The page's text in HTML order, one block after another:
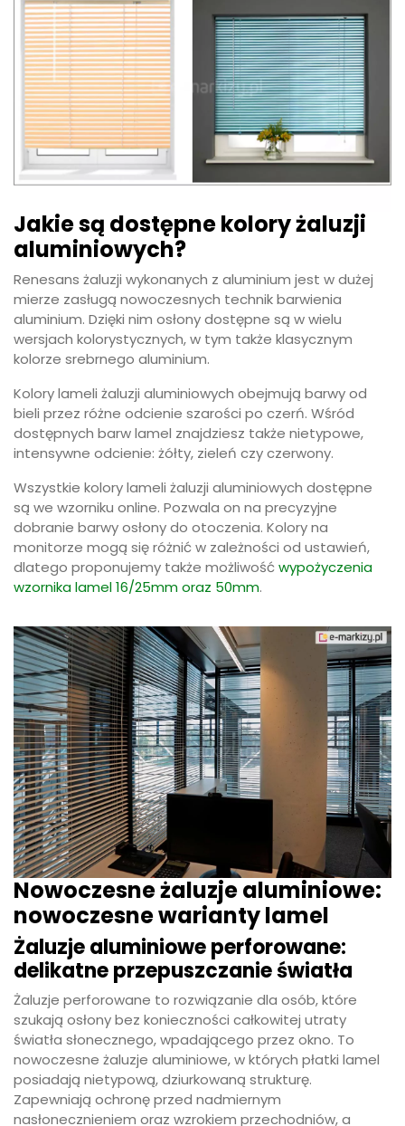
Jakie są dostępne kolory żaluzji
aluminiowych?
Renesans żaluzji wykonanych z aluminium jest w dużej
mierze zasługą nowoczesnych technik barwienia
aluminium. Dzięki nim osłony dostępne są w wielu
wersjach kolorystycznych, w tym także klasycznym
kolorze srebrnego aluminium.
Kolory lameli żaluzji aluminiowych obejmują barwy od
bieli przez różne odcienie szarości po czerń. Wśród
dostępnych barw lamel znajdziesz także nietypowe,
intensywne odcienie: żółty, zieleń czy czerwony.
Wszystkie kolory lameli żaluzji aluminiowych dostępne
są we wzorniku online. Pozwala on na precyzyjne
dobranie barwy osłony do otoczenia. Kolory na
monitorze mogą się różnić w zależności od ustawień,
dlatego proponujemy także możliwośćwypożyczenia
wzornika lamel 16/25mm oraz 50mm.
Nowoczesne żaluzje aluminiowe:
nowoczesne warianty lamel
Żaluzje aluminiowe perforowane:
delikatne przepuszczanie światła
Żaluzje perforowane to rozwiązanie dla osób, które
szukają osłony bez konieczności całkowitej utraty
światła słonecznego, wpadającego przez okno. To
nowoczesne żaluzje aluminiowe, w których płatki lamel
posiadają nietypową, dziurkowaną strukturę.
Zapewniają ochronę przed nadmiernym
nasłonecznieniem oraz wzrokiem przechodniów, a